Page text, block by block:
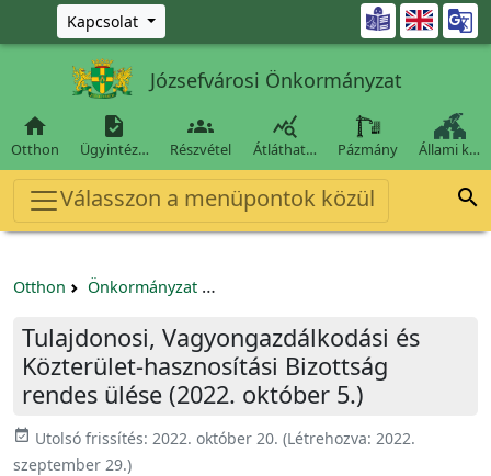
Ugrás a fő tartalomra
Kapcsolat 
Józsefvárosi Önkormányzat

Otthon

Ügyintéz…

Részvétel

Átláthat… Pázmány Állami k…
Válasszon a menüpontok közül 
Otthon Önkormányzat
Tulajdonosi, Vagyongazdálkodási és
Közterület-hasznosítási Bizottság
rendes ülése (2022. október 5.)
event_available Utolsó frissítés: 2022. október 20. (Létrehozva: 2022.
szeptember 29.)